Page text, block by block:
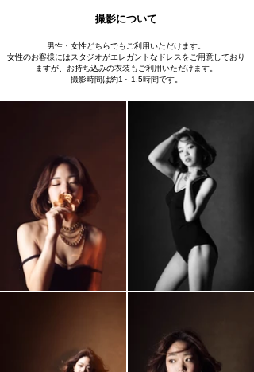
​撮影について
男性・女性どちらでもご利用いただけます。
女性のお客様にはスタジオがエレガントなドレスをご用意しており
ますが、お持ち込みの衣装もご利用いただけます。
撮影時間は約1～1.5時間です。